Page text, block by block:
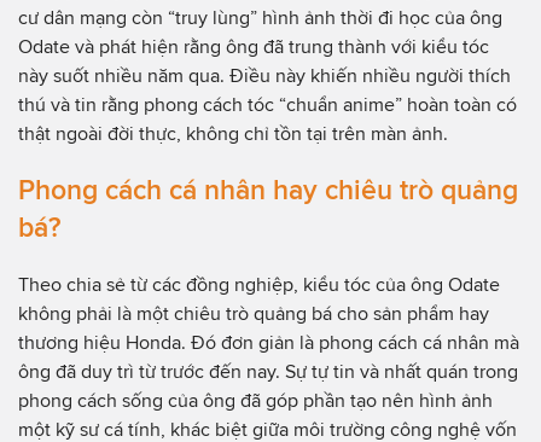
cư dân mạng còn “truy lùng” hình ảnh thời đi học của ông
Odate và phát hiện rằng ông đã trung thành với kiểu tóc
này suốt nhiều năm qua. Điều này khiến nhiều người thích
thú và tin rằng phong cách tóc “chuẩn anime” hoàn toàn có
thật ngoài đời thực, không chỉ tồn tại trên màn ảnh.
Phong cách cá nhân hay chiêu trò quảng
bá?
Theo chia sẻ từ các đồng nghiệp, kiểu tóc của ông Odate
không phải là một chiêu trò quảng bá cho sản phẩm hay
thương hiệu Honda. Đó đơn giản là phong cách cá nhân mà
ông đã duy trì từ trước đến nay. Sự tự tin và nhất quán trong
phong cách sống của ông đã góp phần tạo nên hình ảnh
một kỹ sư cá tính, khác biệt giữa môi trường công nghệ vốn